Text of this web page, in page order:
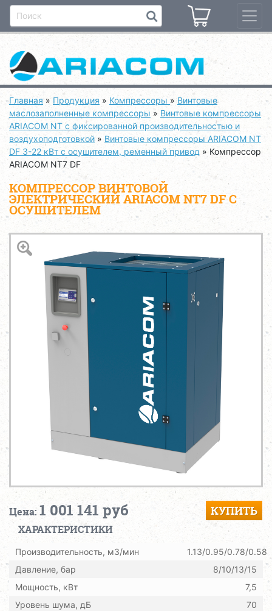
Главная » Продукция » Компрессоры » Винтовые
маслозаполненные компрессоры » Винтовые компрессоры
ARIACOM NT с фиксированной производительностью и
воздухоподготовкой » Винтовые компрессоры ARIACOM NT
DF 3-22 кВт с осушителем, ременный привод » Компрессор
ARIACOM NT7 DF
КОМПРЕССОР ВИНТОВОЙ
ЭЛЕКТРИЧЕСКИЙ ARIACOM NT7 DF С
ОСУШИТЕЛЕМ
Цена: 1 001 141 руб КУПИТЬ
ХАРАКТЕРИСТИКИ
Производительность, м3/мин
1.13/0.95/0.78/0.58
Давление, бар
8/10/13/15
Мощность, кВт
7,5
Уровень шума, дБ
70